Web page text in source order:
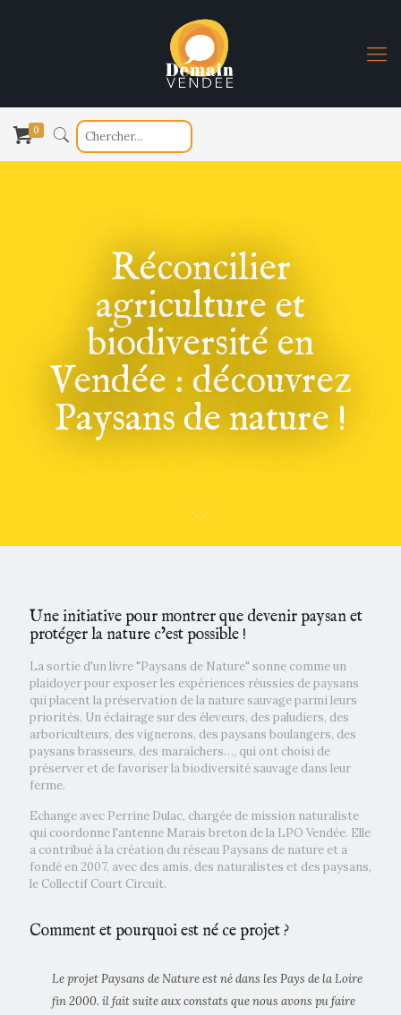
0
Réconcilier
agriculture et
biodiversité en
Vendée : découvrez
Paysans de nature !
Une initiative pour montrer que devenir paysan et
protéger la nature c’est possible !
La sortie d'un livre "Paysans de Nature" sonne comme un
plaidoyer pour exposer les expériences réussies de paysans
qui placent la préservation de la nature sauvage parmi leurs
priorités. Un éclairage sur des éleveurs, des paludiers, des
arboriculteurs, des vignerons, des paysans boulangers, des
paysans brasseurs, des maraîchers…, qui ont choisi de
préserver et de favoriser la biodiversité sauvage dans leur
ferme.
Echange avec Perrine Dulac, chargée de mission naturaliste
qui coordonne l'antenne Marais breton de la LPO Vendée. Elle
a contribué à la création du réseau Paysans de nature et a
fondé en 2007, avec des amis, des naturalistes et des paysans,
le Collectif Court Circuit.
Comment et pourquoi est né ce projet ?
Le projet Paysans de Nature est né dans les Pays de la Loire
fin 2000. il fait suite aux constats que nous avons pu faire